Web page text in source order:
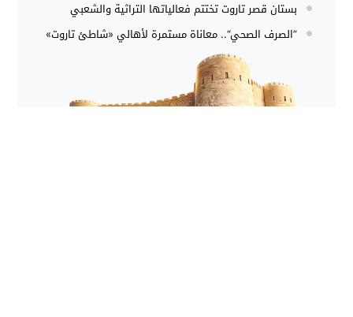
بستان قصر تاروت تختتم فعالياتها التراثية والشعبي
”الصرف الصحي“.. معاناة مستمرة لأهالي «شاطئ تاروت»